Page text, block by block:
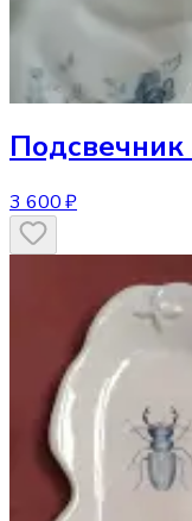
Подсвечник
3 600 ₽